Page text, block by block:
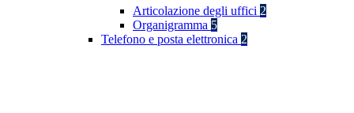
Articolazione degli uffici 2
Organigramma 5
Telefono e posta elettronica 2